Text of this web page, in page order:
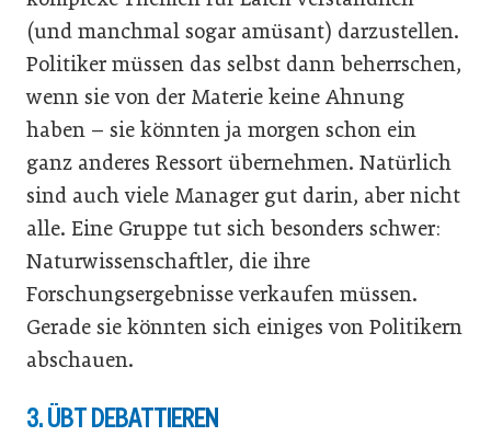
(und manchmal sogar amüsant) darzustellen.
Politiker müssen das selbst dann beherrschen,
wenn sie von der Materie keine Ahnung
haben – sie könnten ja morgen schon ein
ganz anderes Ressort übernehmen. Natürlich
sind auch viele Manager gut darin, aber nicht
alle. Eine Gruppe tut sich besonders schwer:
Naturwissenschaftler, die ihre
Forschungsergebnisse verkaufen müssen.
Gerade sie könnten sich einiges von Politikern
abschauen.
3. ÜBT DEBATTIEREN